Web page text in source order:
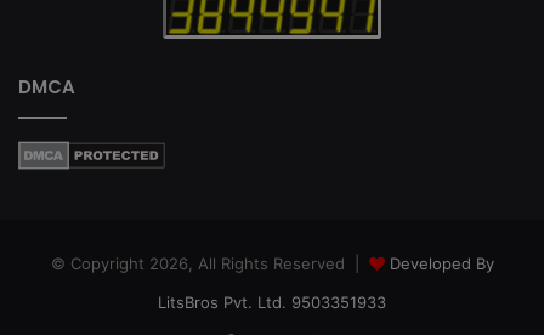
DMCA
© Copyright 2026, All Rights Reserved |
Developed By
LitsBros Pvt. Ltd. 9503351933